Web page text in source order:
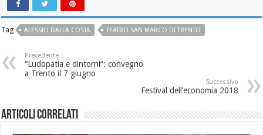
Tag ALESSIO DALLA COSTA TEATRO SAN MARCO DI TRENTO
Precedente
“Ludopatia e dintorni”: convegno
a Trento il 7 giugno
Successivo
Festival dell’economia 2018
Articoli correlati